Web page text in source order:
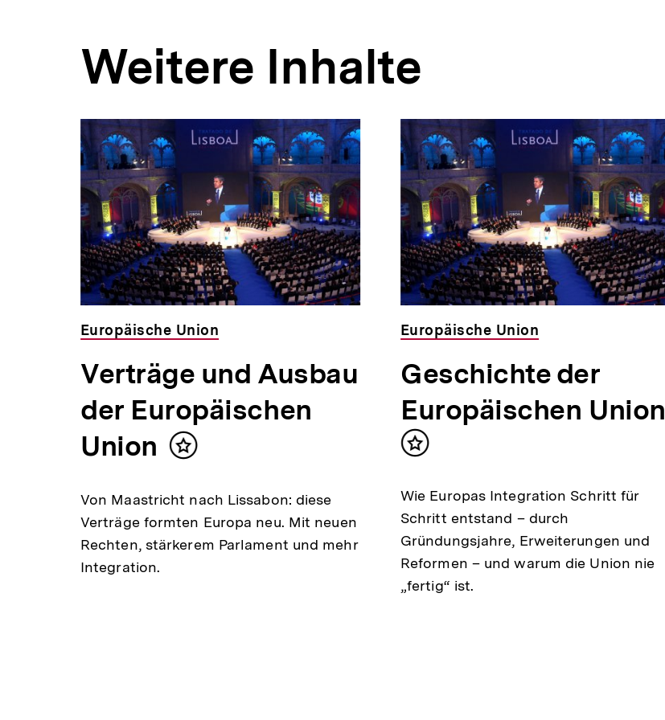
Weitere Inhalte
Inhaltskarousell
für
weitere
Inhalte
Inhaltskarussell
überspringen
Europäische Union
Verträge und Ausbau
der Europäischen
Union
Inhalt
Von Maastricht nach Lissabon: diese
Verträge formten Europa neu. Mit neuen
Rechten, stärkerem Parlament und mehr
Integration.
Europäische Union
Geschichte der
Europäischen Union
Inhalt
Wie Europas Integration Schritt für
Schritt entstand – durch
Gründungsjahre, Erweiterungen und
Reformen – und warum die Union nie
„fertig“ ist.